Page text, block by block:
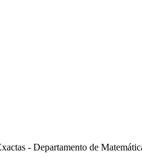
- Departamento de